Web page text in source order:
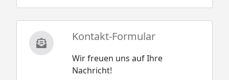
Kontakt-Formular
Wir freuen uns auf Ihre
Nachricht!